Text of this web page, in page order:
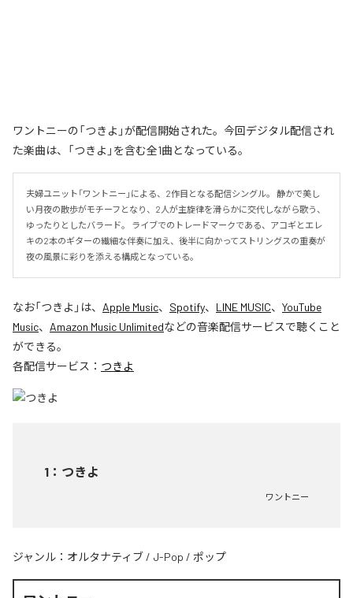
ワントニーの「つきよ」が配信開始された。今回デジタル配信され
た楽曲は、「つきよ」を含む全1曲となっている。
夫婦ユニット「ワントニー」による、2作目となる配信シングル。 静かで美し
い月夜の散歩がモチーフとなり、2人が主旋律を滑らかに交代しながら歌う、
ゆったりとしたバラード。 ライブでのトレードマークである、アコギとエレ
キの2本のギターの繊細な伴奏に加え、後半に向かってストリングスの重奏が
夜の風景に彩りを添える構成となっている。
なお「つきよ 」は、 Apple Music、 Spotify、 LINE MUSIC、 YouTube
Music、 Amazon Music Unlimitedなどの音楽配信サービスで聴くこと
ができる。
各配信サービス： つきよ
1 ： つきよ
ワントニー
ジャンル： オルタナティブ / J-Pop / ポップ